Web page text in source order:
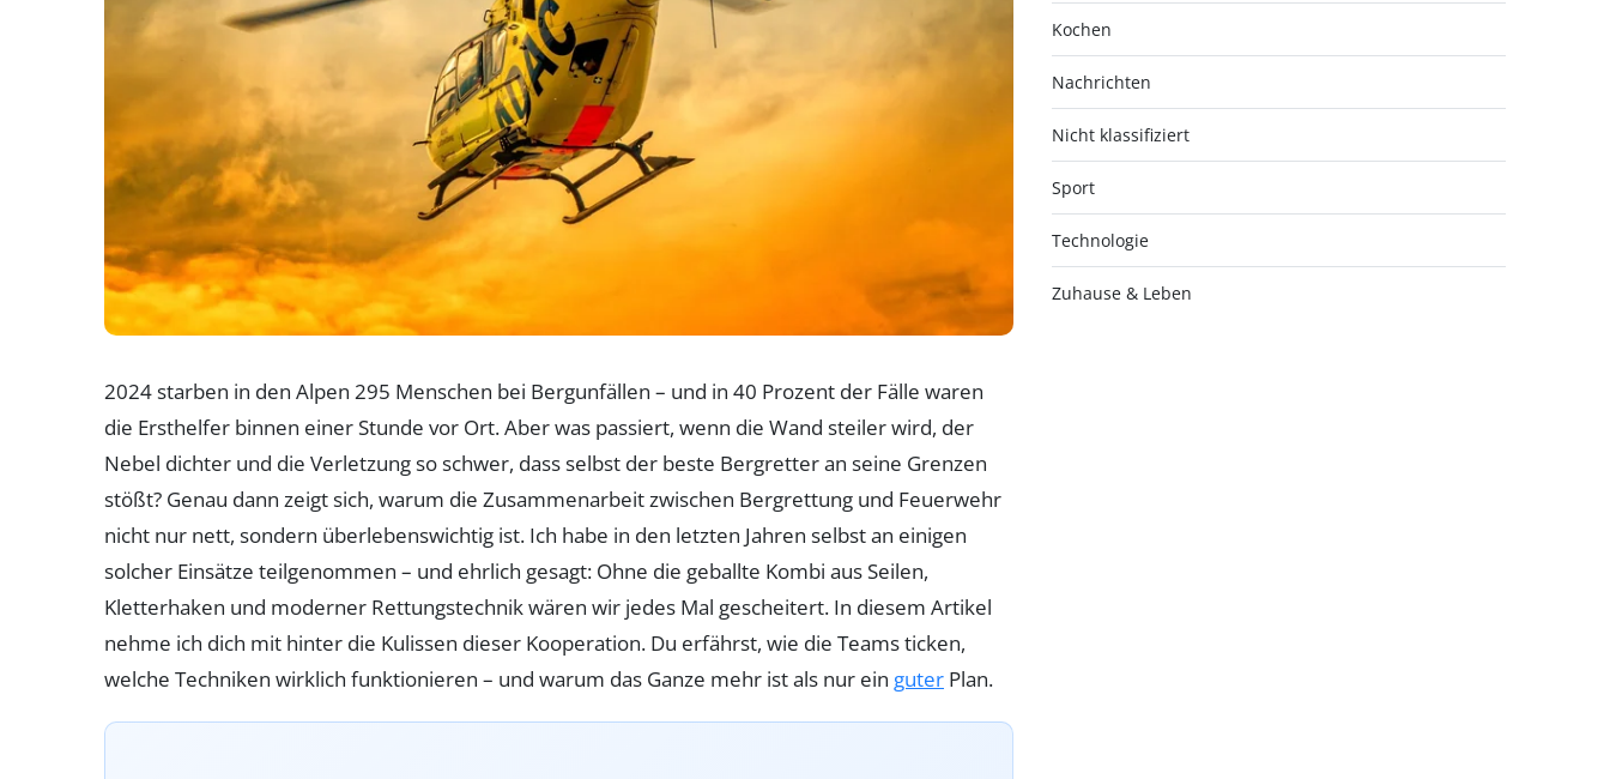
2024 starben in den Alpen 295 Menschen bei Bergunfällen – und in 40 Prozent der Fälle waren
die Ersthelfer binnen einer Stunde vor Ort. Aber was passiert, wenn die Wand steiler wird, der
Nebel dichter und die Verletzung so schwer, dass selbst der beste Bergretter an seine Grenzen
stößt? Genau dann zeigt sich, warum die Zusammenarbeit zwischen Bergrettung und Feuerwehr
nicht nur nett, sondern überlebenswichtig ist. Ich habe in den letzten Jahren selbst an einigen
solcher Einsätze teilgenommen – und ehrlich gesagt: Ohne die geballte Kombi aus Seilen,
Kletterhaken und moderner Rettungstechnik wären wir jedes Mal gescheitert. In diesem Artikel
nehme ich dich mit hinter die Kulissen dieser Kooperation. Du erfährst, wie die Teams ticken,
welche Techniken wirklich funktionieren – und warum das Ganze mehr ist als nur ein guter Plan.
Kochen
Nachrichten
Nicht klassifiziert
Sport
Technologie
Zuhause & Leben